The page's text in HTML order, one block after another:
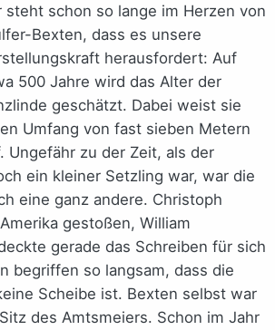
steht schon so lange im Herzen von
Bexten, dass es unsere
herausfordert: Auf
500 Jahre wird das Alter der
geschätzt. Dabei weist sie
Umfang von fast sieben Metern
Ungefähr zu der Zeit, als der
ein kleiner Setzling war, war die
eine ganz andere. Christoph
gestoßen, William
gerade das Schreiben für sich
begriffen so langsam, dass die
Scheibe ist. Bexten selbst war
des Amtsmeiers. Schon im Jahr